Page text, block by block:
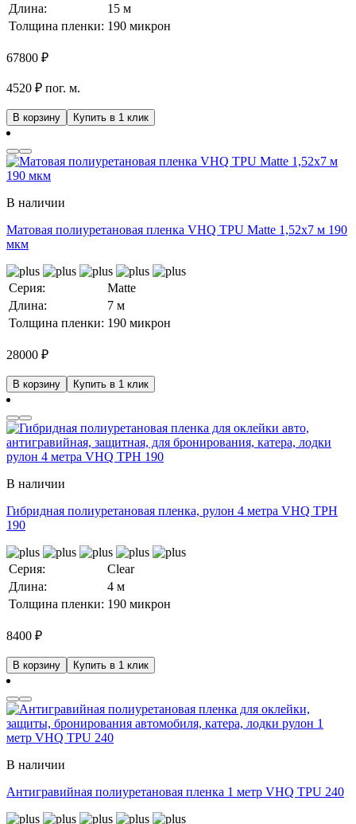
Длина:
15 м
Толщина пленки: 190 микрон
67800 ₽
4520 ₽ пог. м.
В корзину Купить в 1 клик
В наличии
Матовая полиуретановая пленка VHQ TPU Matte 1,52х7 м 190
мкм
Серия:
Matte
Длина:
7 м
Толщина пленки: 190 микрон
28000 ₽
В корзину Купить в 1 клик
В наличии
Гибридная полиуретановая пленка, рулон 4 метра VHQ TPH
190
Серия:
Clear
Длина:
4 м
Толщина пленки: 190 микрон
8400 ₽
В корзину Купить в 1 клик
В наличии
Антигравийная полиуретановая пленка 1 метр VHQ TPU 240